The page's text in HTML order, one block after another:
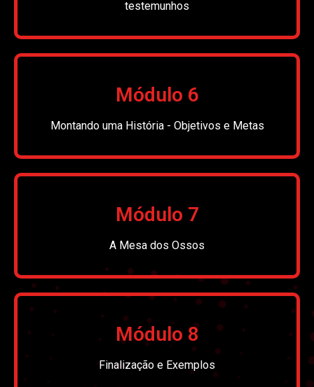
testemunhos
Módulo 6
Montando uma História - Objetivos e Metas
Módulo 7
A Mesa dos Ossos
Módulo 8
Finalização e Exemplos